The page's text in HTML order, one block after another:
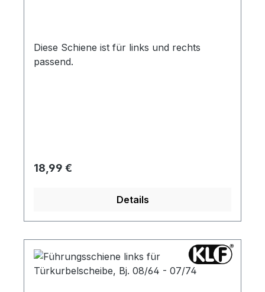
Diese Schiene ist für links und rechts
passend.
Regulärer Preis:
18,99 €
Details